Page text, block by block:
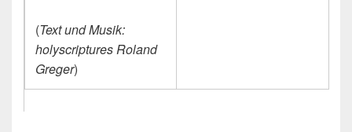
(Text und Musik:
holyscriptures Roland
Greger)